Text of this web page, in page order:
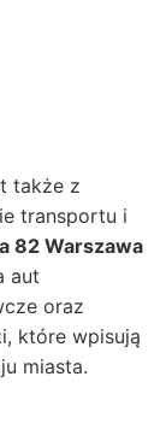
także z
transportu i
82 Warszawa
aut
oraz
które wpisują
miasta.